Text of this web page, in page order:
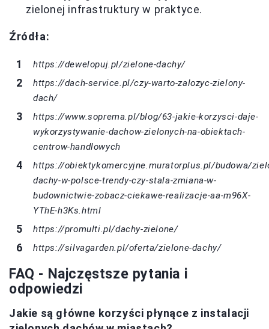
zielonej infrastruktury w praktyce.
Źródła:
https://dewelopuj.pl/zielone-dachy/
https://dach-service.pl/czy-warto-zalozyc-zielony-
dach/
https://www.soprema.pl/blog/63-jakie-korzysci-daje-
wykorzystywanie-dachow-zielonych-na-obiektach-
centrow-handlowych
https://obiektykomercyjne.muratorplus.pl/budowa/
dachy-w-polsce-trendy-czy-stala-zmiana-w-
budownictwie-zobacz-ciekawe-realizacje-aa-m96X-
YThE-h3Ks.html
https://promulti.pl/dachy-zielone/
https://silvagarden.pl/oferta/zielone-dachy/
FAQ - Najczęstsze pytania i
odpowiedzi
Jakie są główne korzyści płynące z instalacji